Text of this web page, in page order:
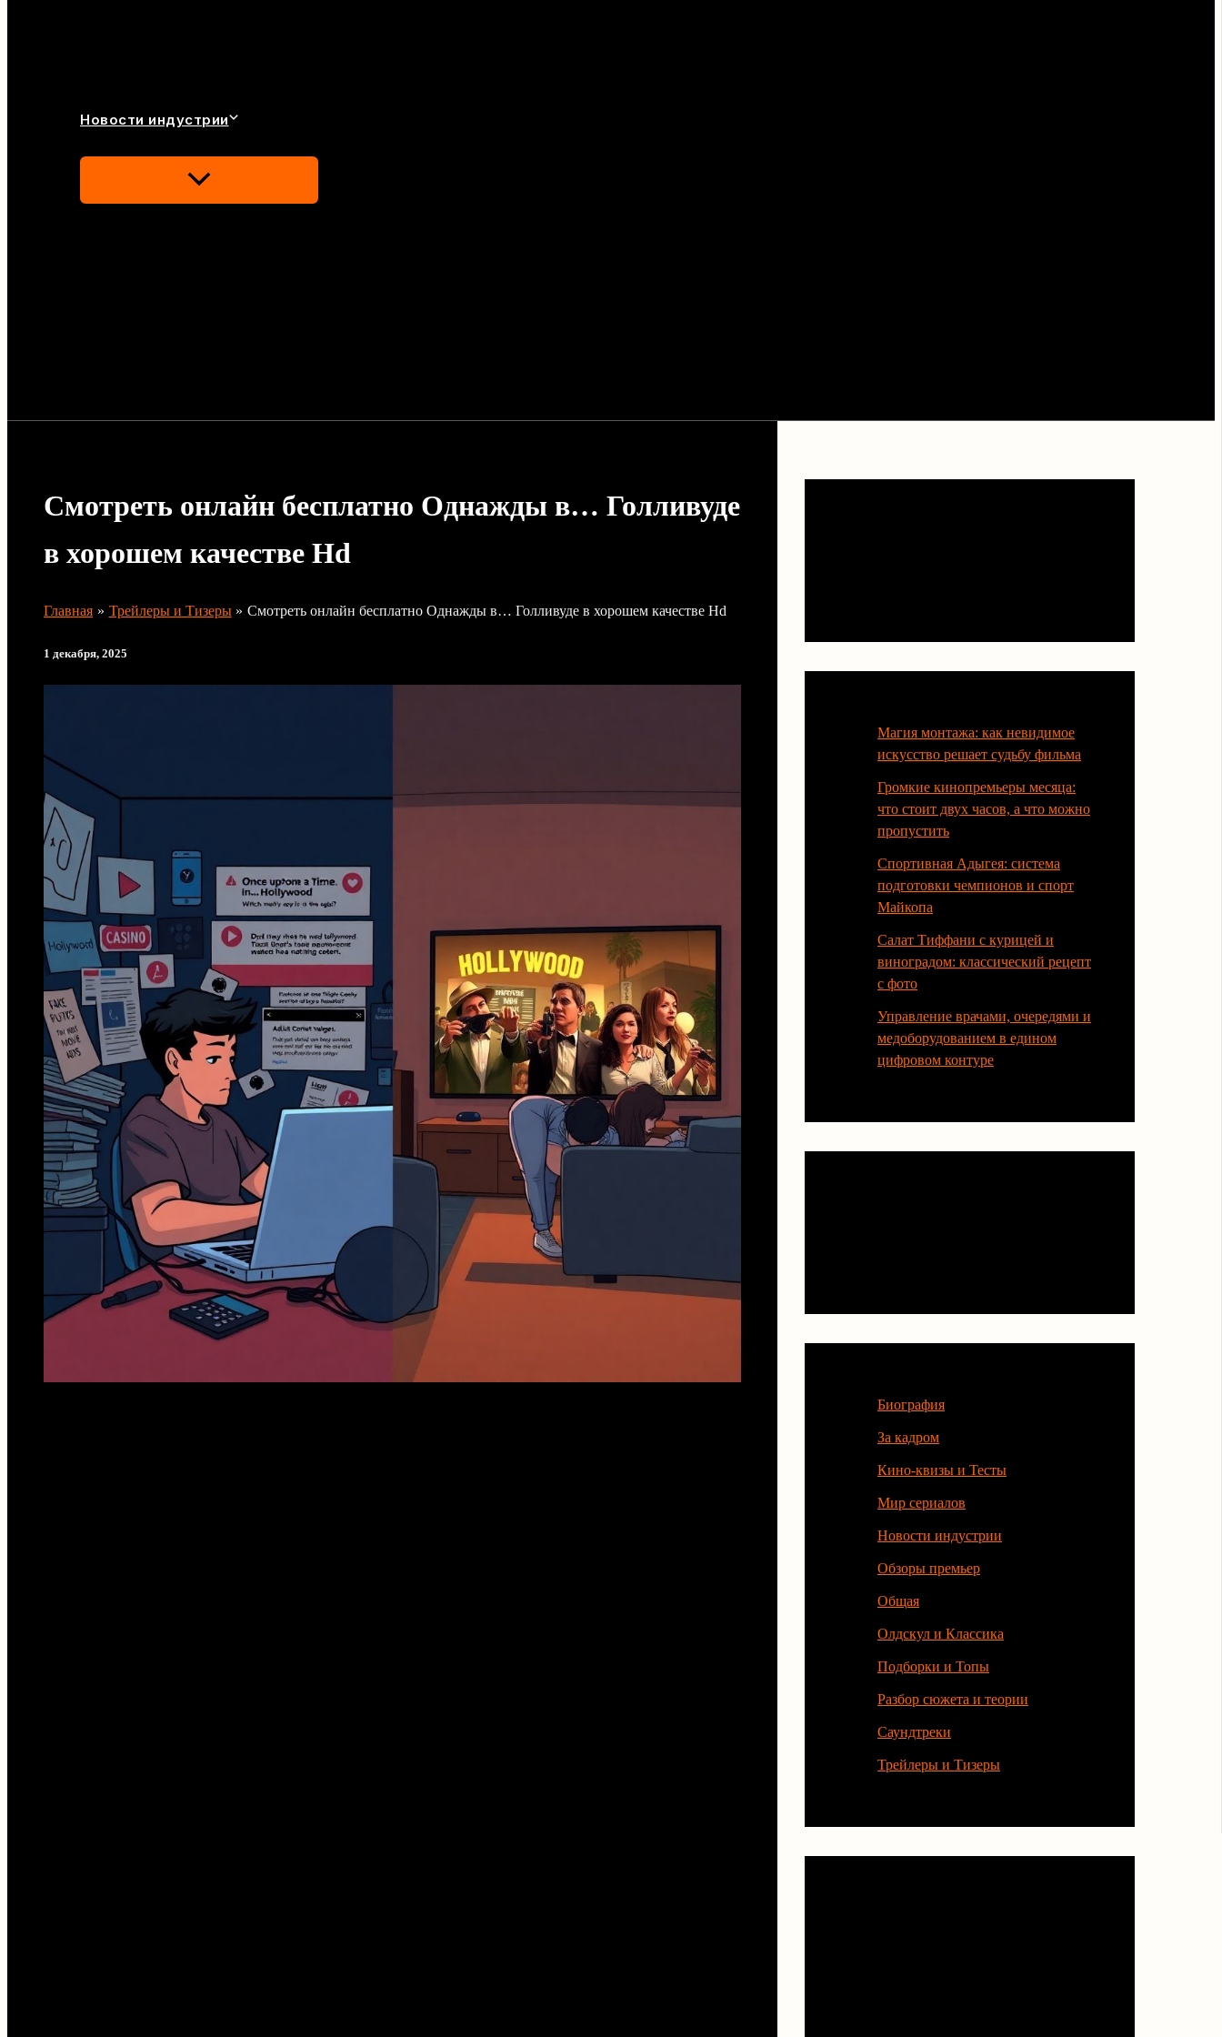
Новости индустрии
Переключатель
Смотреть онлайн бесплатно Однажды в… Голливуде
в хорошем качестве Hd
Главная Трейлеры и Тизеры Смотреть онлайн бесплатно Однажды в… Голливуде в хорошем качестве Hd
1 декабря, 2025
Магия монтажа: как невидимое
искусство решает судьбу фильма
Громкие кинопремьеры месяца:
что стоит двух часов, а что можно
пропустить
Спортивная Адыгея: система
подготовки чемпионов и спорт
Майкопа
Салат Тиффани с курицей и
виноградом: классический рецепт
с фото
Управление врачами, очередями и
медоборудованием в едином
цифровом контуре
Биография
За кадром
Кино-квизы и Тесты
Мир сериалов
Новости индустрии
Обзоры премьер
Общая
Олдскул и Классика
Подборки и Топы
Разбор сюжета и теории
Саундтреки
Трейлеры и Тизеры